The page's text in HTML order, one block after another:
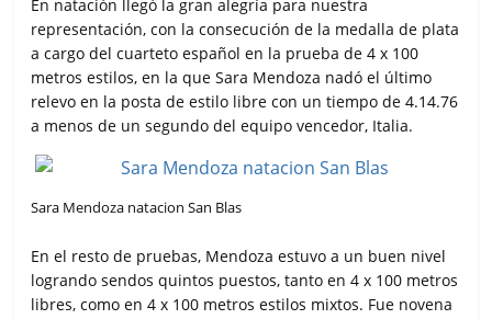
En natación llegó la gran alegría para nuestra
representación, con la consecución de la medalla de plata
a cargo del cuarteto español en la prueba de 4 x 100
metros estilos, en la que Sara Mendoza nadó el último
relevo en la posta de estilo libre con un tiempo de 4.14.76
a menos de un segundo del equipo vencedor, Italia.
Sara Mendoza natacion San Blas
En el resto de pruebas, Mendoza estuvo a un buen nivel
logrando sendos quintos puestos, tanto en 4 x 100 metros
libres, como en 4 x 100 metros estilos mixtos. Fue novena